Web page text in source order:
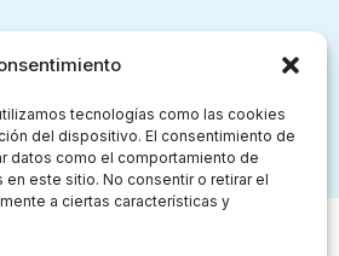
tecnologías como las cookies
del dispositivo. El consentimiento de
datos como el comportamiento de
este sitio. No consentir o retirar el
a ciertas características y